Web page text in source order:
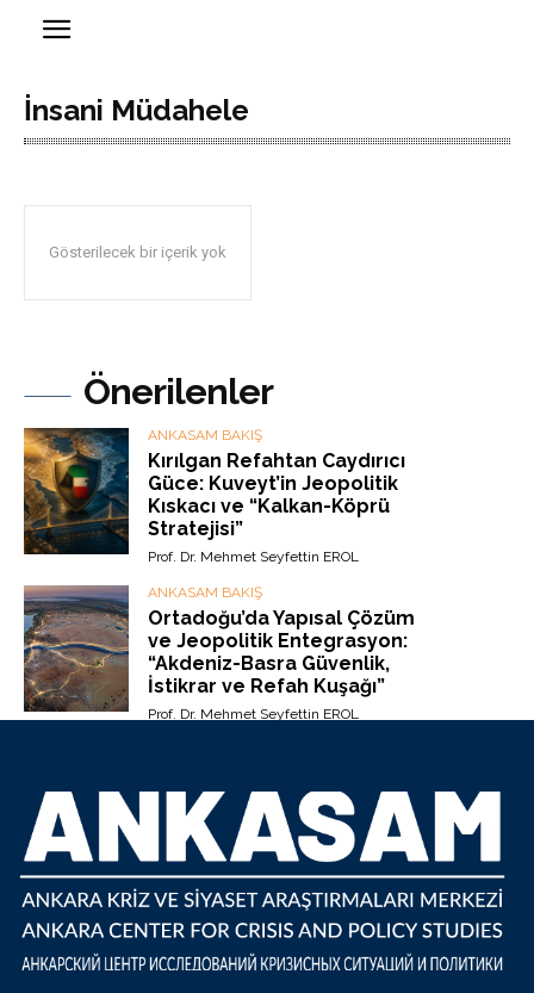
İnsani Müdahele
Gösterilecek bir içerik yok
Önerilenler
ANKASAM BAKIŞ
Kırılgan Refahtan Caydırıcı
Güce: Kuveyt’in Jeopolitik
Kıskacı ve “Kalkan-Köprü
Stratejisi”
Prof. Dr. Mehmet Seyfettin EROL
ANKASAM BAKIŞ
Ortadoğu’da Yapısal Çözüm
ve Jeopolitik Entegrasyon:
“Akdeniz-Basra Güvenlik,
İstikrar ve Refah Kuşağı”
Prof. Dr. Mehmet Seyfettin EROL